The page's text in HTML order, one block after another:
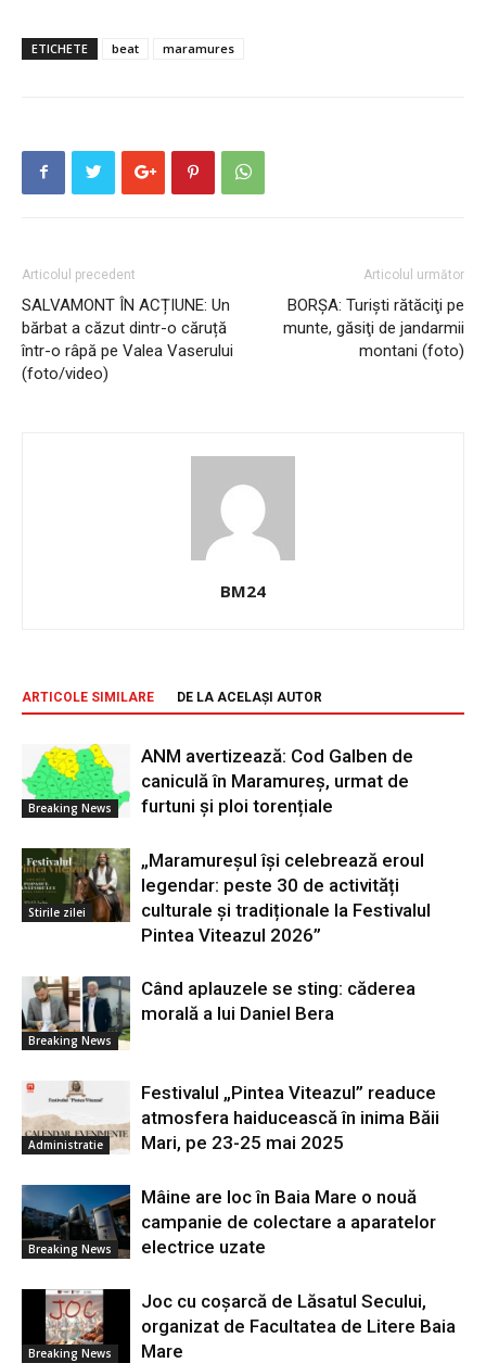
ETICHETE beat maramures
Articolul precedent
SALVAMONT ÎN ACȚIUNE: Un
bărbat a căzut dintr-o căruță
într-o râpă pe Valea Vaserului
(foto/video)
Articolul următor
BORȘA: Turişti rătăciţi pe
munte, găsiţi de jandarmii
montani (foto)
BM24
ARTICOLE SIMILARE DE LA ACELAȘI AUTOR
Breaking News
ANM avertizează: Cod Galben de
caniculă în Maramureș, urmat de
furtuni și ploi torențiale
Stirile zilei
„Maramureșul își celebrează eroul
legendar: peste 30 de activități
culturale și tradiționale la Festivalul
Pintea Viteazul 2026”
Breaking News
Când aplauzele se sting: căderea
morală a lui Daniel Bera
Administratie
Festivalul „Pintea Viteazul” readuce
atmosfera haiducească în inima Băii
Mari, pe 23-25 mai 2025
Breaking News
Mâine are loc în Baia Mare o nouă
campanie de colectare a aparatelor
electrice uzate
Breaking News
Joc cu coșarcă de Lăsatul Secului,
organizat de Facultatea de Litere Baia
Mare